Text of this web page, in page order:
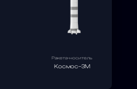
Ракета-носитель
Космос-3М